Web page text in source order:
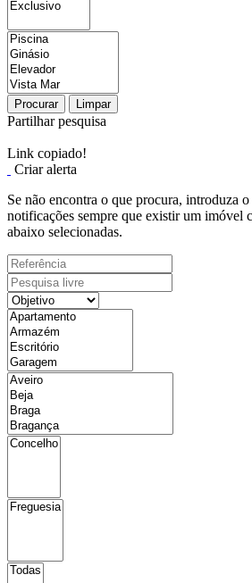
Procurar Limpar
Partilhar pesquisa
Link copiado!
Criar alerta
Se não encontra o que procura, introduza
notificações sempre que existir um imóvel
abaixo selecionadas.